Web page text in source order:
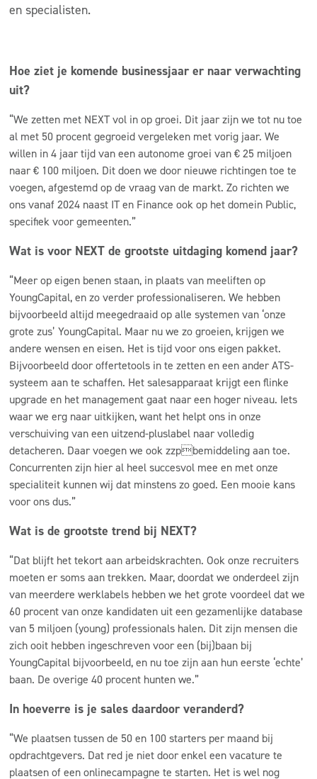
en specialisten.
Hoe ziet je komende businessjaar er naar verwachting
uit?
“We zetten met NEXT vol in op groei. Dit jaar zijn we tot nu toe
al met 50 procent gegroeid vergeleken met vorig jaar. We
willen in 4 jaar tijd van een autonome groei van € 25 miljoen
naar € 100 miljoen. Dit doen we door nieuwe richtingen toe te
voegen, afgestemd op de vraag van de markt. Zo richten we
ons vanaf 2024 naast IT en Finance ook op het domein Public,
specifiek voor gemeenten.”
Wat is voor NEXT de grootste uitdaging komend jaar?
“Meer op eigen benen staan, in plaats van meeliften op
YoungCapital, en zo verder professionaliseren. We hebben
bijvoorbeeld altijd meegedraaid op alle systemen van ‘onze
grote zus’ YoungCapital. Maar nu we zo groeien, krijgen we
andere wensen en eisen. Het is tijd voor ons eigen pakket.
Bijvoorbeeld door offertetools in te zetten en een ander ATS-
systeem aan te schaffen. Het salesapparaat krijgt een flinke
upgrade en het management gaat naar een hoger niveau. Iets
waar we erg naar uitkijken, want het helpt ons in onze
verschuiving van een uitzend-pluslabel naar volledig
detacheren. Daar voegen we ook zzpbemiddeling aan toe.
Concurrenten zijn hier al heel succesvol mee en met onze
specialiteit kunnen wij dat minstens zo goed. Een mooie kans
voor ons dus.”
Wat is de grootste trend bij NEXT?
“Dat blijft het tekort aan arbeidskrachten. Ook onze recruiters
moeten er soms aan trekken. Maar, doordat we onderdeel zijn
van meerdere werklabels hebben we het grote voordeel dat we
60 procent van onze kandidaten uit een gezamenlijke database
van 5 miljoen (young) professionals halen. Dit zijn mensen die
zich ooit hebben ingeschreven voor een (bij)baan bij
YoungCapital bijvoorbeeld, en nu toe zijn aan hun eerste ‘echte’
baan. De overige 40 procent hunten we.”
In hoeverre is je sales daardoor veranderd?
“We plaatsen tussen de 50 en 100 starters per maand bij
opdrachtgevers. Dat red je niet door enkel een vacature te
plaatsen of een onlinecampagne te starten. Het is wel nog